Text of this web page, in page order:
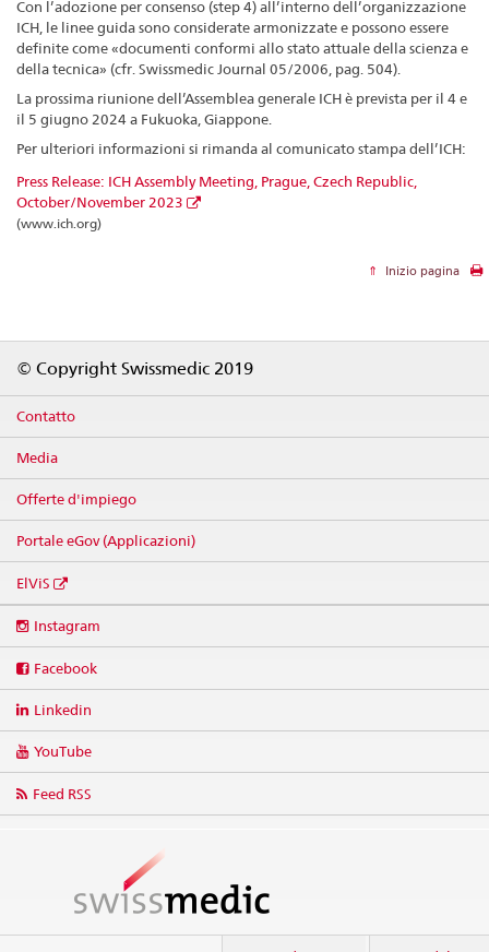
Con l’adozione per consenso (step 4) all’interno dell’organizzazione
ICH, le linee guida sono considerate armonizzate e possono essere
definite come «documenti conformi allo stato attuale della scienza e
della tecnica» (cfr. Swissmedic Journal 05/2006, pag. 504).
La prossima riunione dell’Assemblea generale ICH è prevista per il 4 e
il 5 giugno 2024 a Fukuoka, Giappone.
Per ulteriori informazioni si rimanda al comunicato stampa dell’ICH:
Press Release: ICH Assembly Meeting, Prague, Czech Republic,
October/November 2023
(www.ich.org)
Inizio pagina
© Copyright Swissmedic 2019
Contatto
Media
Offerte d'impiego
Portale eGov (Applicazioni)
ElViS
media
Instagram
Facebook
Linkedin
YouTube
Feed RSS